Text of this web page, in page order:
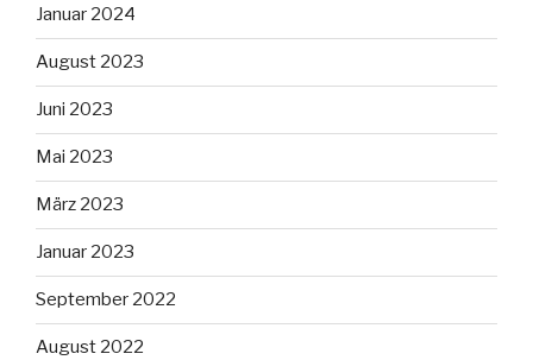
Januar 2024
August 2023
Juni 2023
Mai 2023
März 2023
Januar 2023
September 2022
August 2022